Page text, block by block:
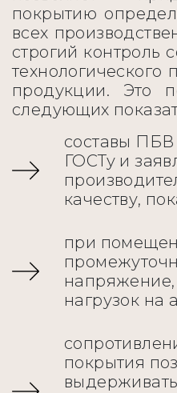
покрытию
всех
строгий контроль
технологического
продукции. Это
следующих
составы ПБВ
ГОСТу и
качеству,
при
нагрузок на
покрытия